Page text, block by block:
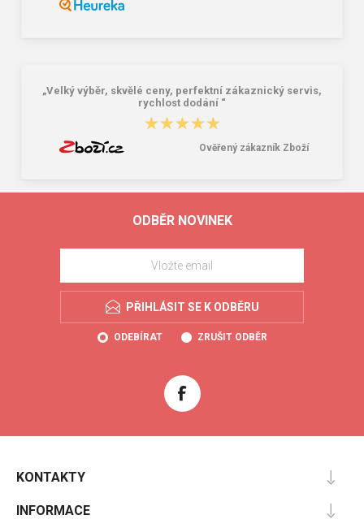
„Velký výběr, skvělé ceny, perfektní zákaznický servis,
rychlost dodání “
★★★★★
★★★★★
Ověřený zákazník Zboží
ODBĚR NOVINEK
PŘIHLÁSIT SE K ODBĚRU
ODEBÍRAT ZRUŠIT ODBĚR
KONTAKTY
INFORMACE